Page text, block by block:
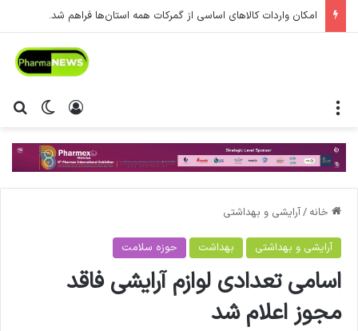
امکان واردات کالاهای اساسی از گمرکات همه استان‌ها فراهم شد.
تغییر ورود
خانه /آرایشی و بهداشتی
آرایشی و بهداشتی بهداشت حوزه سلامت
اسامی تعدادی لوازم آرایشی فاقد
مجوز اعلام شد